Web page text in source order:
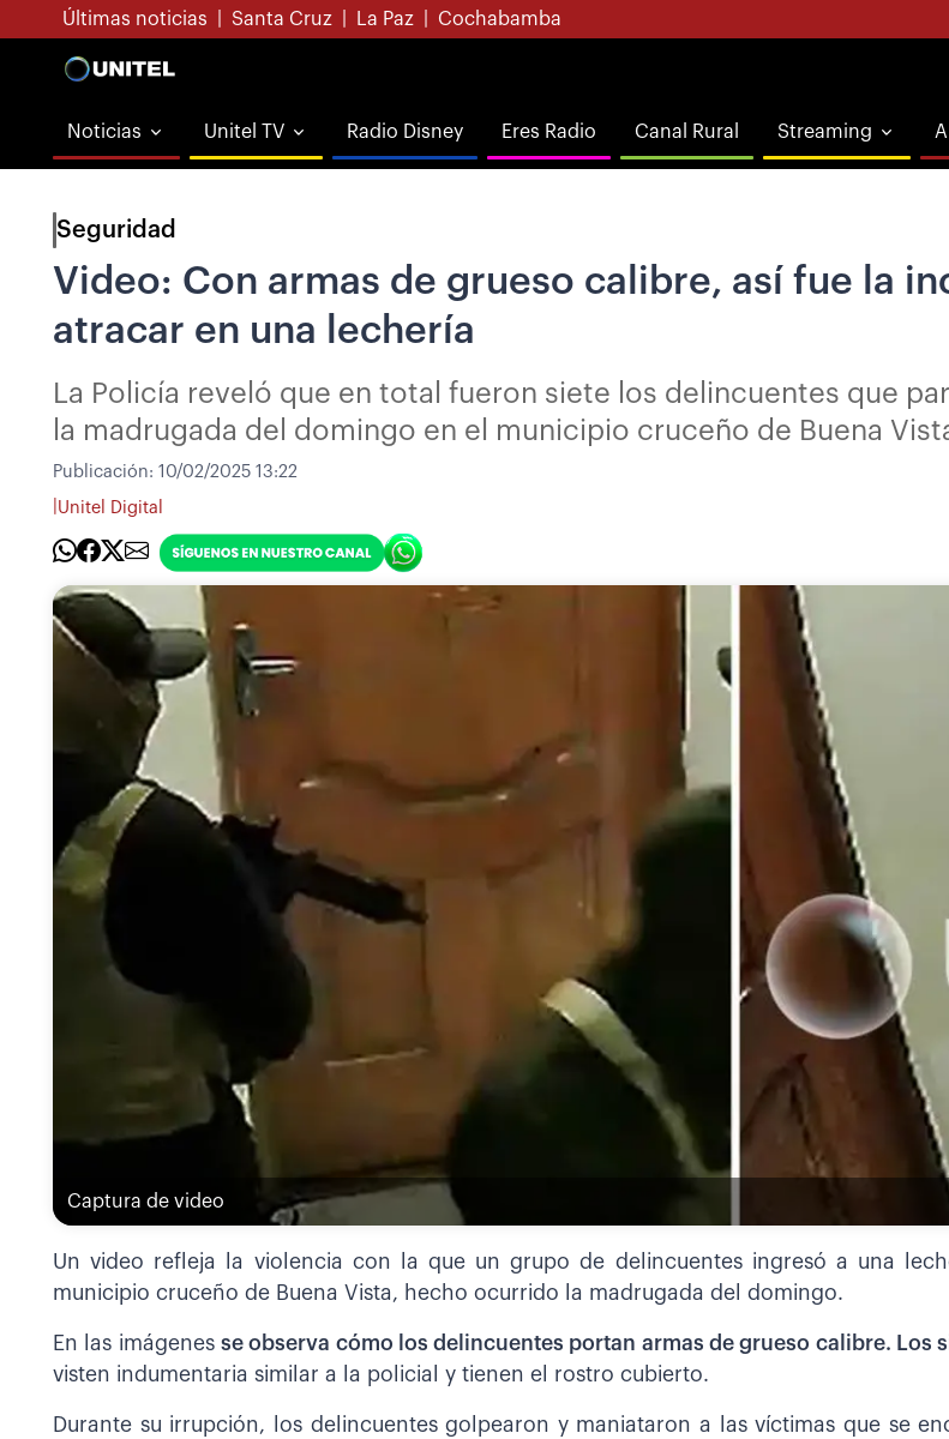
Últimas noticias Santa Cruz La Paz Cochabamba
Noticias Unitel TV Radio Disney Eres Radio Canal Rural Streaming
Seguridad
Video: Con armas de grueso calibre, así fue la
atracar en una lechería
La Policía reveló que en total fueron siete los delincuentes que
la madrugada del domingo en el municipio cruceño de Buena
Publicación: 10/02/2025 13:22
Unitel Digital
Captura de video
Un video refleja la violencia con la que un grupo de delincuentes ingresó a una
municipio cruceño de Buena Vista, hecho ocurrido la madrugada del domingo.
En las imágenes se observa cómo los delincuentes portan armas de grueso calibre. Los
visten indumentaria similar a la policial y tienen el rostro cubierto.
Durante su irrupción, los delincuentes golpearon y maniataron a las víctimas que se